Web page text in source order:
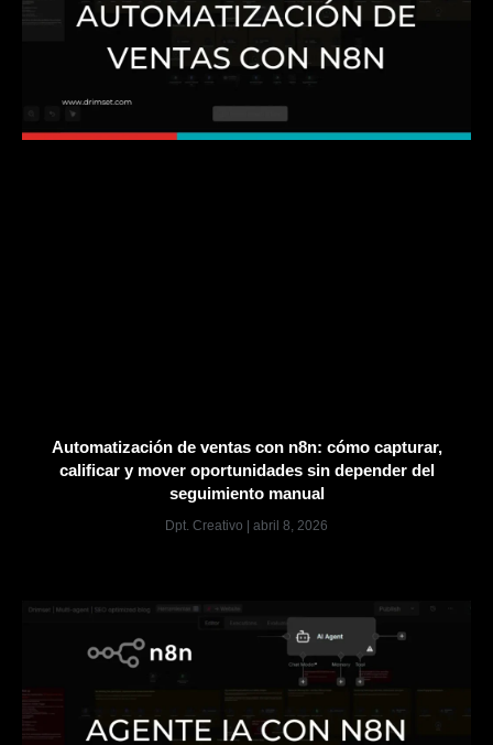
Automatización de ventas con n8n: cómo capturar,
calificar y mover oportunidades sin depender del
seguimiento manual
Dpt. Creativo abril 8, 2026